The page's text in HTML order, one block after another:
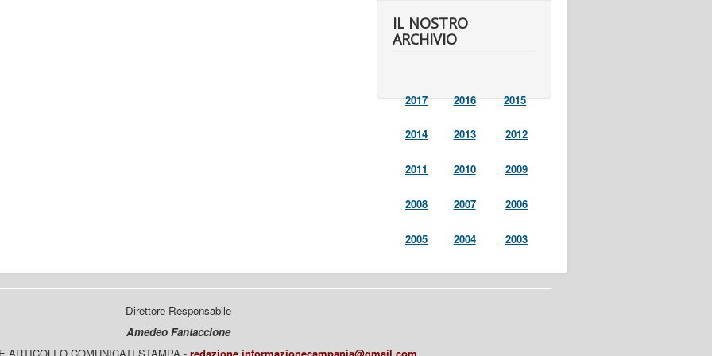
IL NOSTRO
ARCHIVIO
2017 2016 2015
2014 2013 2012
2011 2010 2009
2008 2007 2006
2005 2004 2003
Direttore Responsabile
Amedeo Fantaccione